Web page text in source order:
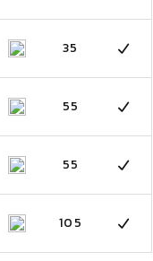
35
55
55
105